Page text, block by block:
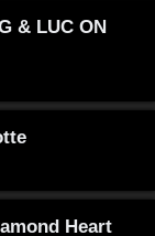
& LUC ON
Heart